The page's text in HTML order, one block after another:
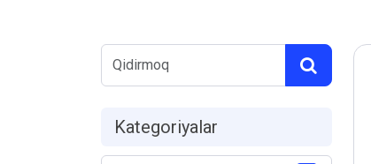
Kategoriyalar